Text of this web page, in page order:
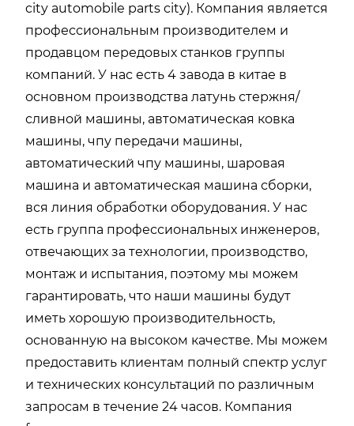
city automobile parts city). Компания является
профессиональным производителем и
продавцом передовых станков группы
компаний. У нас есть 4 завода в китае в
основном производства латунь стержня/
сливной машины, автоматическая ковка
машины, чпу передачи машины,
автоматический чпу машины, шаровая
машина и автоматическая машина сборки,
вся линия обработки оборудования. У нас
есть группа профессиональных инженеров,
отвечающих за технологии, производство,
монтаж и испытания, поэтому мы можем
гарантировать, что наши машины будут
иметь хорошую производительность,
основанную на высоком качестве. Мы можем
предоставить клиентам полный спектр услуг
и технических консультаций по различным
запросам в течение 24 часов. Компания